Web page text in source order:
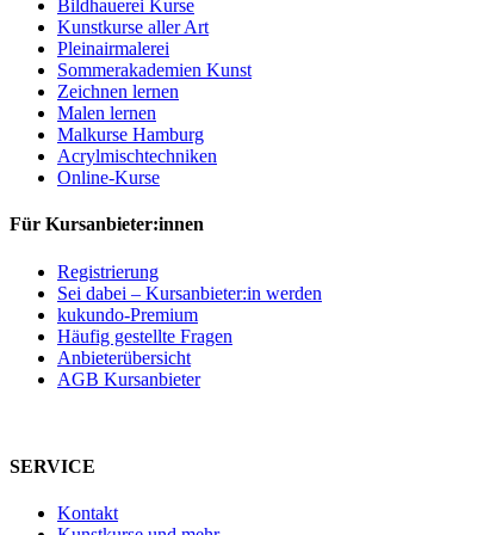
Bildhauerei Kurse
Kunstkurse aller Art
Pleinairmalerei
Sommerakademien Kunst
Zeichnen lernen
Malen lernen
Malkurse Hamburg
Acrylmischtechniken
Online-Kurse
Für Kursanbieter:innen
Registrierung
Sei dabei – Kursanbieter:in werden
kukundo-Premium
Häufig gestellte Fragen
Anbieterübersicht
AGB Kursanbieter
SERVICE
Kontakt